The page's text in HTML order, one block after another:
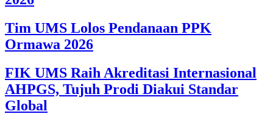
Tim UMS Lolos Pendanaan PPK
Ormawa 2026
FIK UMS Raih Akreditasi Internasional
AHPGS, Tujuh Prodi Diakui Standar
Global